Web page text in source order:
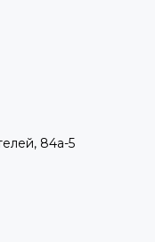
84а-5